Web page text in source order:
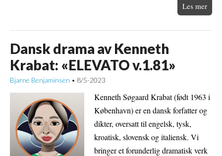
Les mer
Dansk drama av Kenneth
Krabat: «ELEVATO v.1.81»
Bjarne Benjaminsen • 8/5-2023
Kenneth Søgaard Krabat (født 1963 i
København) er en dansk forfatter og
dikter, oversatt til engelsk, tysk,
kroatisk, slovensk og italiensk. Vi
bringer et forunderlig dramatisk verk